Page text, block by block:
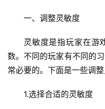
一、调整灵敏度
灵敏度是指玩家在游
数。不同的玩家有不同的
常必要的。下面是一些调整
1.选择合适的灵敏度